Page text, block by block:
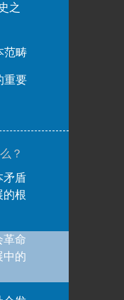
之
范畴
重要
？
矛盾
的根
革命
中的